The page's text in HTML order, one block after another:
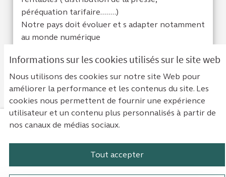
Informations sur les cookies utilisés sur le site web
Nous utilisons des cookies sur notre site Web pour
améliorer la performance et les contenus du site. Les
cookies nous permettent de fournir une expérience
utilisateur et un contenu plus personnalisés à partir de
nos canaux de médias sociaux.
Tout accepter
péréquation tarifaire........)
Notre pays doit évoluer et s adapter notamment
au monde numérique
Mentions légales
Paramètres des cookies
Plateforme de participation de la
Plateforme de participation de la
Plateforme de participation
Plateforme de